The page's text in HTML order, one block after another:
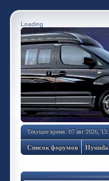
Loading
Текущее время: 07 авг 2026,
Список форумов